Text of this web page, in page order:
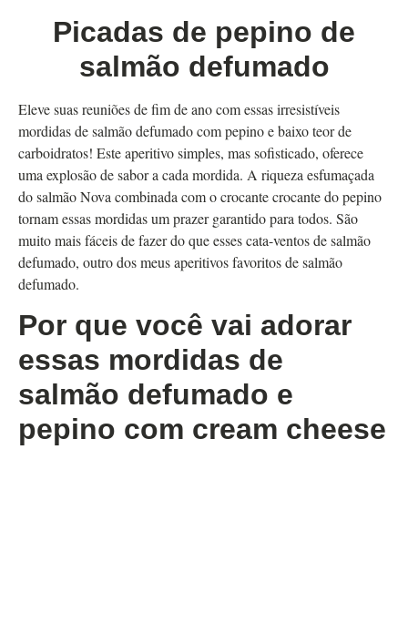
Picadas de pepino de
salmão defumado
Eleve suas reuniões de fim de ano com essas irresistíveis
mordidas de salmão defumado com pepino e baixo teor de
carboidratos! Este aperitivo simples, mas sofisticado, oferece
uma explosão de sabor a cada mordida. A riqueza esfumaçada
do salmão Nova combinada com o crocante crocante do pepino
tornam essas mordidas um prazer garantido para todos. São
muito mais fáceis de fazer do que esses cata-ventos de salmão
defumado, outro dos meus aperitivos favoritos de salmão
defumado.
Por que você vai adorar
essas mordidas de
salmão defumado e
pepino com cream cheese